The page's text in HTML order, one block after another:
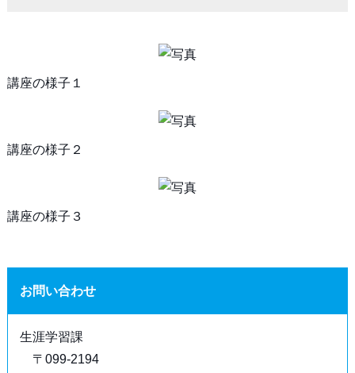
講座の様子１
講座の様子２
講座の様子３
お問い合わせ
生涯学習課
〒099-2194